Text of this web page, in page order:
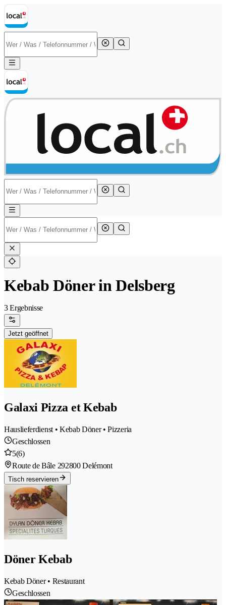
Kebab Döner in Delsberg
3 Ergebnisse
Jetzt geöffnet
Galaxi Pizza et Kebab
Hauslieferdienst • Kebab Döner • Pizzeria
Geschlossen
5(6)
Route de Bâle 292800 Delémont
Tisch reservieren
Döner Kebab
Kebab Döner • Restaurant
Geschlossen